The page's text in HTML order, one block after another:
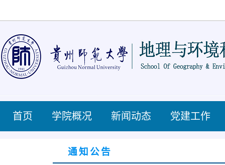
首页 学院概况 新闻动态 党建工作
通知公告